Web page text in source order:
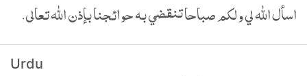
اسأل الله لي ولكم صباحا تنقضي به حوائجنا بإذن الله تعالى.
Urdu